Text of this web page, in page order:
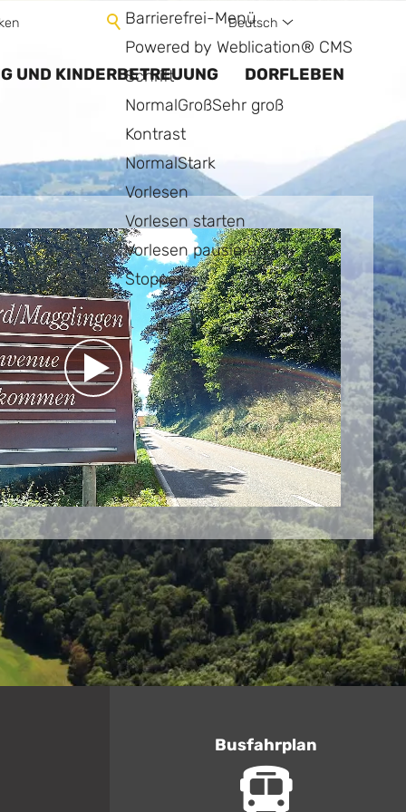
Barrierefrei-Menü
Powered by Weblication® CMS
Schrift
NormalGroßSehr groß
Kontrast
NormalStark
Vorlesen
Vorlesen starten
Vorlesen pausieren
Stoppen
Deutsch
UND KINDERBETREUUNG DORFLEBEN
Busfahrplan